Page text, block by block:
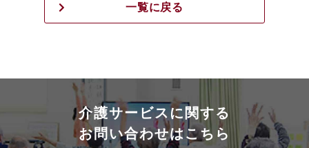
一覧に戻る
介護サービスに関する
お問い合わせはこちら